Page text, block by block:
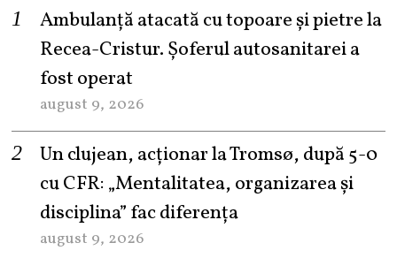
Ambulanță atacată cu topoare și pietre la
Recea-Cristur. Șoferul autosanitarei a
fost operat
august 9, 2026
Un clujean, acționar la Tromsø, după 5-0
cu CFR: „Mentalitatea, organizarea și
disciplina” fac diferența
august 9, 2026